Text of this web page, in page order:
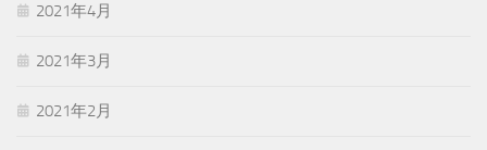
2021年4月
2021年3月
2021年2月